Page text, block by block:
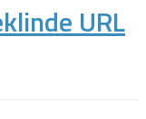
URL